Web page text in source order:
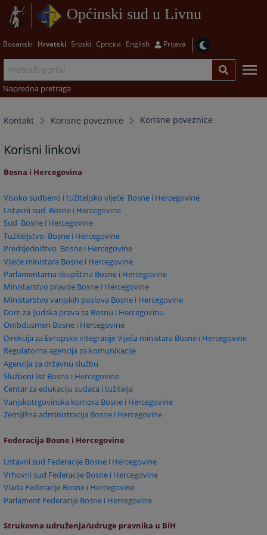
Općinski sud u Livnu
Bosanski Hrvatski Srpski Српски English Prijava
Napredna pretraga
Kontakt Korisne poveznice Korisne poveznice
Korisni linkovi
Bosna i Hercegovina
Visoko sudbeno i tužiteljsko vijeće Bosne i Hercegovine
Ustavni sud Bosne i Hercegovine
Sud Bosne i Hercegovine
Tužiteljstvo Bosne i Hercegovine
Predsjedništvo Bosne i Hercegovine
Vijeće ministara Bosne i Hercegovine
Parlamentarna skupština Bosne i Hercegovine
Ministarstvo pravde Bosne i Hercegovine
Ministarstvo vanjskih poslova Bosne i Hercegovine
Dom za ljudska prava za Bosnu i Hercegovinu
Ombdusmen Bosne i Hercegovine
Direkcija za Evropske integracije Vijeća ministara Bosne i Hercegovine
Regulatorna agencija za komunikacije
Agencija za državnu službu
Službeni list Bosne i Hercegovine
Centar za edukaciju sudaca i tužitelja
Vanjskotrgovinska komora Bosne i Hercegovine
Zemljišna administracija Bosne i Hercegovine
Federacija Bosne i Hercegovine
Ustavni sud Federacije Bosne i Hercegovine
Vrhovni sud Federacije Bosne i Hercegovine
Vlada Federacije Bosne i Hercegovine
Parlament Federacije Bosne i Hercegovine
Strukovna udruženja/udruge pravnika u BiH